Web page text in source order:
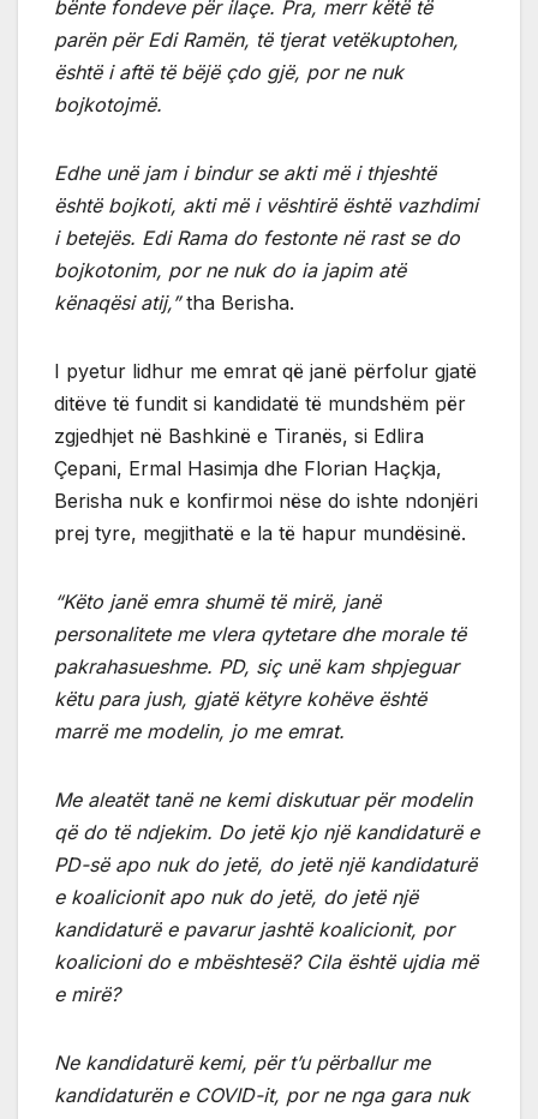
bënte fondeve për ilaçe. Pra, merr këtë të
parën për Edi Ramën, të tjerat vetëkuptohen,
është i aftë të bëjë çdo gjë, por ne nuk
bojkotojmë.
Edhe unë jam i bindur se akti më i thjeshtë
është bojkoti, akti më i vështirë është vazhdimi
i betejës. Edi Rama do festonte në rast se do
bojkotonim, por ne nuk do ia japim atë
kënaqësi atij,”tha Berisha.
I pyetur lidhur me emrat që janë përfolur gjatë
ditëve të fundit si kandidatë të mundshëm për
zgjedhjet në Bashkinë e Tiranës, si Edlira
Çepani, Ermal Hasimja dhe Florian Haçkja,
Berisha nuk e konfirmoi nëse do ishte ndonjëri
prej tyre, megjithatë e la të hapur mundësinë.
“Këto janë emra shumë të mirë, janë
personalitete me vlera qytetare dhe morale të
pakrahasueshme. PD, siç unë kam shpjeguar
këtu para jush, gjatë këtyre kohëve është
marrë me modelin, jo me emrat.
Me aleatët tanë ne kemi diskutuar për modelin
që do të ndjekim. Do jetë kjo një kandidaturë e
PD-së apo nuk do jetë, do jetë një kandidaturë
e koalicionit apo nuk do jetë, do jetë një
kandidaturë e pavarur jashtë koalicionit, por
koalicioni do e mbështesë? Cila është ujdia më
e mirë?
Ne kandidaturë kemi, për t’u përballur me
kandidaturën e COVID-it, por ne nga gara nuk